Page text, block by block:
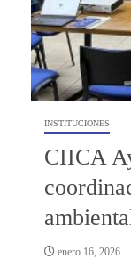
INSTITUCIONES
CIICA
enero 16, 2026